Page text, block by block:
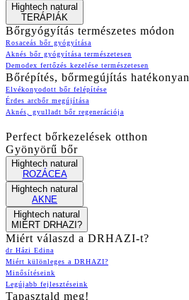
Hightech natural
TERÁPIÁK
Bőrgyógyítás természetes módon
Rosaceás bőr gyógyítása
Aknés bőr gyógyítása természetesen
Demodex fertőzés kezelése természetesen
Bőrépítés, bőrmegújítás hatékonyan
Elvékonyodott bőr felépítése
Érdes arcbőr megújítása
Aknés, gyulladt bőr regenerációja
Perfect bőrkezelések otthon
Gyönyörű bőr
Hightech natural
ROZÁCEA
Hightech natural
AKNE
Hightech natural
MIÉRT DRHAZI?
Miért válaszd a DRHAZI-t?
dr Házi Edina
Miért különleges a DRHAZI?
Minősítéseink
Legújabb fejlesztéseink
Tapasztald meg!